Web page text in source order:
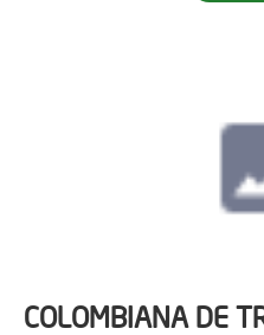
COLOMBIANA DE